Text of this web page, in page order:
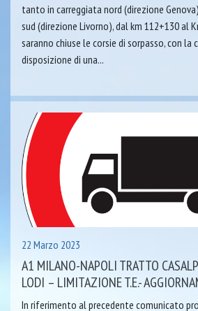
tanto in carreggiata nord (direzione
sud (direzione Livorno), dal km 112+130 al
saranno chiuse le corsie di sorpasso, con la
disposizione di una...
22 Marzo 2023
A1 MILANO-NAPOLI TRATTO
LODI – LIMITAZIONE T.E.-
In riferimento al precedente comunicato